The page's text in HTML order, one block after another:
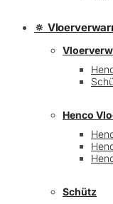
🔅
Henco
Schütz